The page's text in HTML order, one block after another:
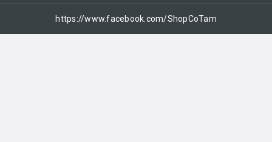
https://www.facebook.com/ShopCoTam